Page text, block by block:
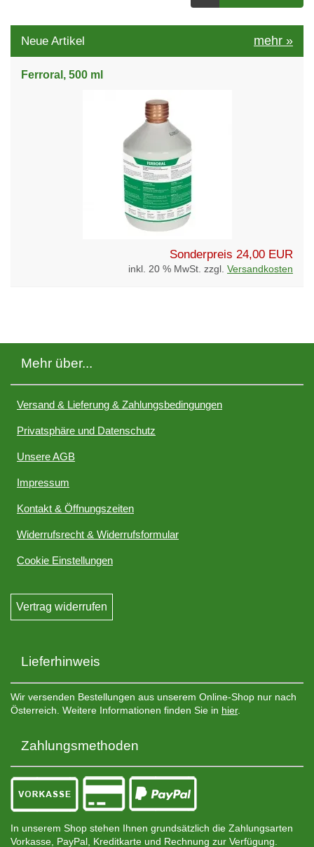
Neue Artikel mehr »
Ferroral, 500 ml
Sonderpreis 24,00 EUR
inkl. 20 % MwSt. zzgl. Versandkosten
Mehr über...
Versand & Lieferung & Zahlungsbedingungen
Privatsphäre und Datenschutz
Unsere AGB
Impressum
Kontakt & Öffnungszeiten
Widerrufsrecht & Widerrufsformular
Cookie Einstellungen
Vertrag widerrufen
Lieferhinweis
Wir versenden Bestellungen aus unserem Online-Shop nur nach
Österreich. Weitere Informationen finden Sie in hier.
Zahlungsmethoden
In unserem Shop stehen Ihnen grundsätzlich die Zahlungsarten
Vorkasse, PayPal, Kreditkarte und Rechnung zur Verfügung.